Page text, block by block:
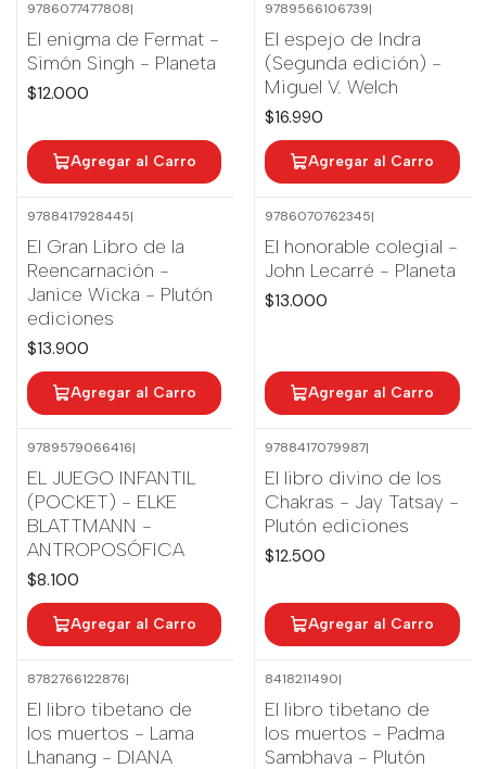
9786077477808|
El enigma de Fermat -
Simón Singh - Planeta
$12.000
Agregar al Carro
9789566106739|
El espejo de Indra
(Segunda edición) -
Miguel V. Welch
$16.990
Agregar al Carro
9788417928445|
El Gran Libro de la
Reencarnación -
Janice Wicka - Plutón
ediciones
$13.900
Agregar al Carro
9786070762345|
El honorable colegial -
John Lecarré - Planeta
$13.000
Agregar al Carro
9789579066416|
EL JUEGO INFANTIL
(POCKET) - ELKE
BLATTMANN -
ANTROPOSÓFICA
$8.100
Agregar al Carro
9788417079987|
El libro divino de los
Chakras - Jay Tatsay -
Plutón ediciones
$12.500
Agregar al Carro
8782766122876|
El libro tibetano de
los muertos - Lama
Lhanang - DIANA
8418211490|
El libro tibetano de
los muertos - Padma
Sambhava - Plutón